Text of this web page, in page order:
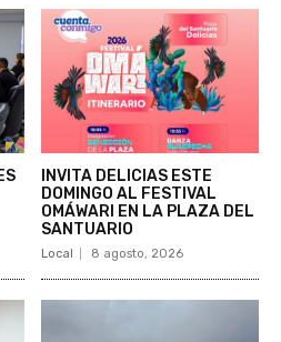
INVITA DELICIAS ESTE
DOMINGO AL FESTIVAL
OMÁWARI EN LA PLAZA DEL
SANTUARIO
Local 8 agosto, 2026